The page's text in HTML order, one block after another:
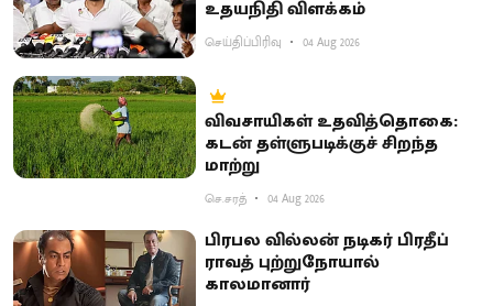
உதயநிதி விளக்கம்
செய்திப்பிரிவு 04 Aug 2026
விவசாயிகள் உதவித்தொகை:
கடன் தள்ளுபடிக்குச் சிறந்த
மாற்று
செ.சரத் 04 Aug 2026
பிரபல வில்லன் நடிகர் பிரதீப்
ராவத் புற்றுநோயால்
காலமானார்